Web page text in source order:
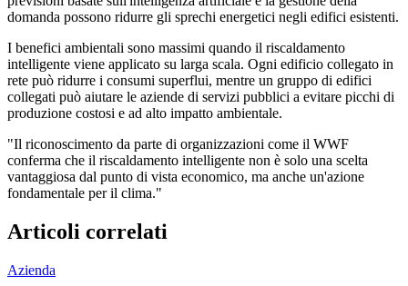
domanda possono ridurre gli sprechi energetici negli edifici esistenti.
I benefici ambientali sono massimi quando il riscaldamento
intelligente viene applicato su larga scala. Ogni edificio collegato in
rete può ridurre i consumi superflui, mentre un gruppo di edifici
collegati può aiutare le aziende di servizi pubblici a evitare picchi di
produzione costosi e ad alto impatto ambientale.
"Il riconoscimento da parte di organizzazioni come il WWF
conferma che il riscaldamento intelligente non è solo una scelta
vantaggiosa dal punto di vista economico, ma anche un'azione
fondamentale per il clima."
Articoli correlati
Azienda